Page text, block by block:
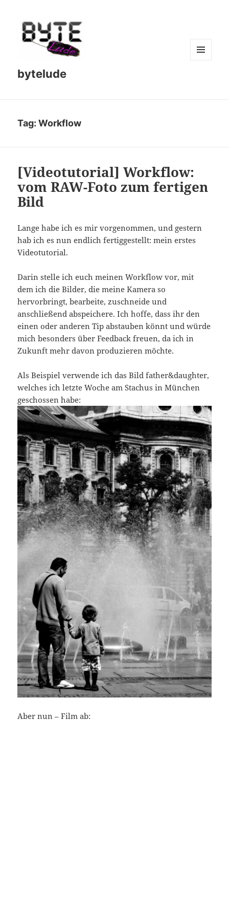
bytelude
Tag:Workflow
[Videotutorial] Workflow:
vom RAW-Foto zum fertigen
Bild
Lange habe ich es mir vorgenommen, und gestern
hab ich es nun endlich fertiggestellt: mein erstes
Videotutorial.
Darin stelle ich euch meinen Workflow vor, mit
dem ich die Bilder, die meine Kamera so
hervorbringt, bearbeite, zuschneide und
anschließend abspeichere. Ich hoffe, dass ihr den
einen oder anderen Tip abstauben könnt und würde
mich besonders über Feedback freuen, da ich in
Zukunft mehr davon produzieren möchte.
Als Beispiel verwende ich das Bild father&daughter,
welches ich letzte Woche am Stachus in München
geschossen habe:
Aber nun – Film ab: